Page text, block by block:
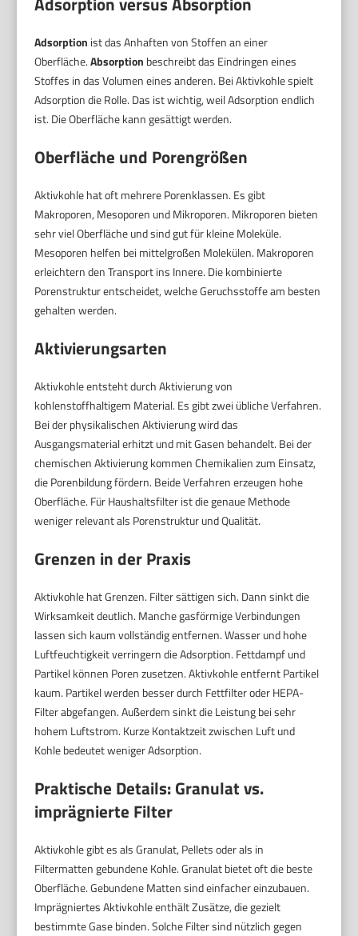
Adsorption ist das Anhaften von Stoffen an einer
Oberfläche.Absorption beschreibt das Eindringen eines
Stoffes in das Volumen eines anderen. Bei Aktivkohle spielt
Adsorption die Rolle. Das ist wichtig, weil Adsorption endlich
ist. Die Oberfläche kann gesättigt werden.
Oberfläche und Porengrößen
Aktivkohle hat oft mehrere Porenklassen. Es gibt
Makroporen, Mesoporen und Mikroporen. Mikroporen bieten
sehr viel Oberfläche und sind gut für kleine Moleküle.
Mesoporen helfen bei mittelgroßen Molekülen. Makroporen
erleichtern den Transport ins Innere. Die kombinierte
Porenstruktur entscheidet, welche Geruchsstoffe am besten
gehalten werden.
Aktivierungsarten
Aktivkohle entsteht durch Aktivierung von
kohlenstoffhaltigem Material. Es gibt zwei übliche Verfahren.
Bei der physikalischen Aktivierung wird das
Ausgangsmaterial erhitzt und mit Gasen behandelt. Bei der
chemischen Aktivierung kommen Chemikalien zum Einsatz,
die Porenbildung fördern. Beide Verfahren erzeugen hohe
Oberfläche. Für Haushaltsfilter ist die genaue Methode
weniger relevant als Porenstruktur und Qualität.
Grenzen in der Praxis
Aktivkohle hat Grenzen. Filter sättigen sich. Dann sinkt die
Wirksamkeit deutlich. Manche gasförmige Verbindungen
lassen sich kaum vollständig entfernen. Wasser und hohe
Luftfeuchtigkeit verringern die Adsorption. Fettdampf und
Partikel können Poren zusetzen. Aktivkohle entfernt Partikel
kaum. Partikel werden besser durch Fettfilter oder HEPA-
Filter abgefangen. Außerdem sinkt die Leistung bei sehr
hohem Luftstrom. Kurze Kontaktzeit zwischen Luft und
Kohle bedeutet weniger Adsorption.
Praktische Details: Granulat vs.
imprägnierte Filter
Aktivkohle gibt es als Granulat, Pellets oder als in
Filtermatten gebundene Kohle. Granulat bietet oft die beste
Oberfläche. Gebundene Matten sind einfacher einzubauen.
Imprägniertes Aktivkohle enthält Zusätze, die gezielt
bestimmte Gase binden. Solche Filter sind nützlich gegen